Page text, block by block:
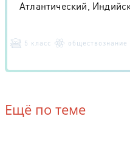
Атлантический,
5 класс обществознание
Ещё по теме